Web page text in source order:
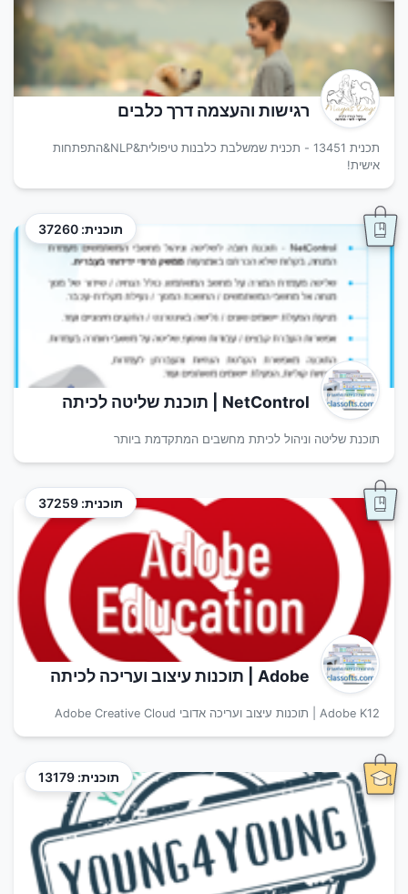
רגישות והעצמה דרך כלבים
תכנית 13451 - תכנית שמשלבת כלבנות טיפולית&NLP&התפתחות
אישית!
תוכנית: 37260
NetControl | תוכנת שליטה לכיתה
תוכנת שליטה וניהול לכיתת מחשבים המתקדמת ביותר
תוכנית: 37259
Adobe | תוכנות עיצוב ועריכה לכיתה
Adobe K12 | תוכנות עיצוב ועריכה אדובי Adobe Creative Cloud
תוכנית: 13179